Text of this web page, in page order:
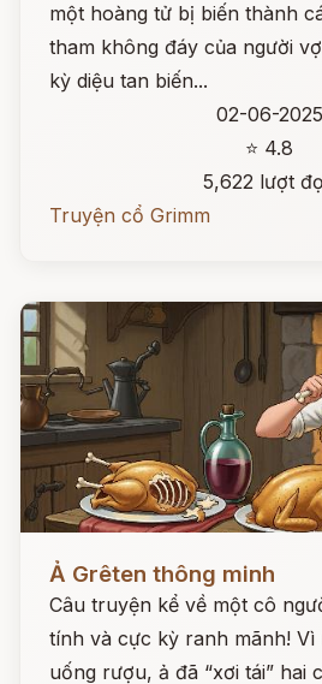
một hoàng tử bị biến thành
tham không đáy của người
kỳ diệu tan biến...
02-06-2025
⭐ 4.8
5,622 lượt
Truyện cổ Grimm
Đọc ngay
Ả Grêten thông minh
Câu truyện kể về một cô
tính và cực kỳ ranh mãnh! Vì
uống rượu, ả đã “xơi tái” hai